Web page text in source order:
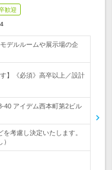
歓迎
デルルームや展示場の企
】《必須》高卒以上／設計
40 アイデム西本町第2ビル
考慮し決定いたします。